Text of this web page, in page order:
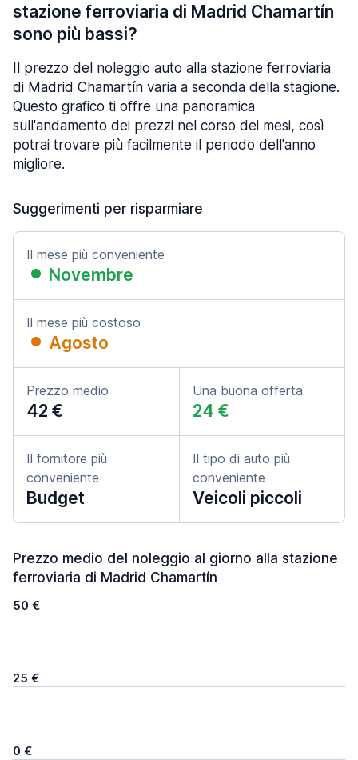
stazione ferroviaria di Madrid Chamartín
sono più bassi?
Il prezzo del noleggio auto alla stazione ferroviaria
di Madrid Chamartín varia a seconda della stagione.
Questo grafico ti offre una panoramica
sull'andamento dei prezzi nel corso dei mesi, così
potrai trovare più facilmente il periodo dell'anno
migliore.
Suggerimenti per risparmiare
Il mese più conveniente
Novembre
Il mese più costoso
Agosto
Prezzo medio
42 €
Una buona offerta
24 €
Il fornitore più
conveniente
Budget
Il tipo di auto più
conveniente
Veicoli piccoli
Prezzo medio del noleggio al giorno alla stazione
ferroviaria di Madrid Chamartín
50 €
25 €
0 €